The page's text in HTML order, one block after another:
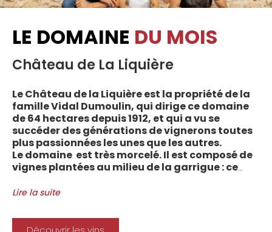
LE DOMAINE DU MOIS
Château de La Liquière
Le Château de la Liquière est la propriété de la
famille Vidal Dumoulin, qui dirige ce domaine
de 64 hectares depuis 1912, et qui a vu se
succéder des générations de vignerons toutes
plus passionnées les unes que les autres.
Le domaine est très morcelé. Il est composé de
vignes plantées au milieu de la garrigue : ce
entre les villages d’Autignac, Caussiniojouls,
l’Appellation. La grande majorité des parcelles,
sur sols de schistes, font face au sud, à la
Lire la suite